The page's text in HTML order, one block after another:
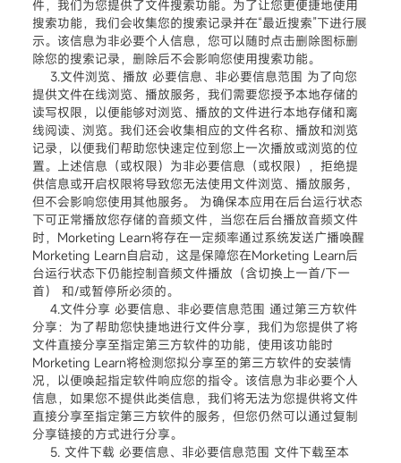
件，我们为您提供了文件搜索功能。为了让您更便捷地使用
搜索功能，我们会收集您的搜索记录并在“最近搜索”下进行展
示。该信息为非必要个人信息，您可以随时点击删除图标删
除您的搜索记录，删除后不会影响您使用搜索功能。
3.文件浏览、播放 必要信息、非必要信息范围 为了向您
提供文件在线浏览、播放服务，我们需要您授予本地存储的
读写权限，以便能够对浏览、播放的文件进行本地存储和离
线阅读、浏览。我们还会收集相应的文件名称、播放和浏览
记录，以便我们帮助您快速定位到您上一次播放或浏览的位
置。上述信息（或权限）为非必要信息（或权限），拒绝提
供信息或开启权限将导致您无法使用文件浏览、播放服务，
但不会影响您使用其他服务。 为确保本应用在后台运行状态
下可正常播放您存储的音频文件，当您在后台播放音频文件
时，Morketing Learn将存在一定频率通过系统发送广播唤醒
Morketing Learn自启动，这是保障您在Morketing Learn后
台运行状态下仍能控制音频文件播放（含切换上一首/下一
首） 和/或暂停所必须的。
4.文件分享 必要信息、非必要信息范围 通过第三方软件
分享：为了帮助您快捷地进行文件分享，我们为您提供了将
文件直接分享至指定第三方软件的功能，使用该功能时
Morketing Learn将检测您拟分享至的第三方软件的安装情
况，以便唤起指定软件响应您的指令。该信息为非必要个人
信息，如果您不提供此类信息，我们将无法为您提供将文件
直接分享至指定第三方软件的服务，但您仍然可以通过复制
分享链接的方式进行分享。
5. 文件下载 必要信息、非必要信息范围 文件下载至本